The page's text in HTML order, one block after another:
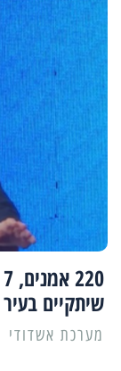
שיתקיים
מערכת אשדודי